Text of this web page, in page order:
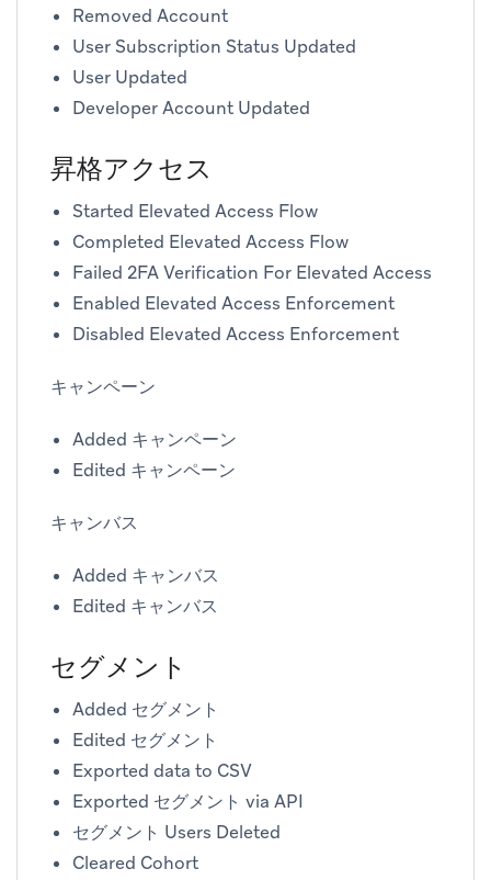
Removed Account
User Subscription Status Updated
User Updated
Developer Account Updated
昇格アクセス
Started Elevated Access Flow
Completed Elevated Access Flow
Failed 2FA Verification For Elevated Access
Enabled Elevated Access Enforcement
Disabled Elevated Access Enforcement
キャンペーン
Added キャンペーン
Edited キャンペーン
キャンバス
Added キャンバス
Edited キャンバス
セグメント
Added セグメント
Edited セグメント
Exported data to CSV
Exported セグメント via API
セグメント Users Deleted
Cleared Cohort